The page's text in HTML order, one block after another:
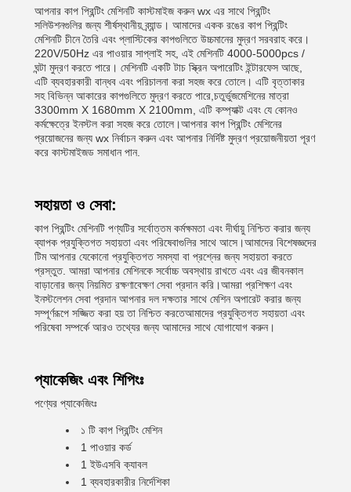
আপনার কাপ প্রিন্টিং মেশিনটি কাস্টমাইজ করুন wx এর সাথে প্রিন্টিং
সলিউশনগুলির জন্য শীর্ষস্থানীয় ব্র্যান্ড। আমাদের একক রঙের কাপ প্রিন্টিং
মেশিনটি চীনে তৈরি এবং প্লাস্টিকের কাপগুলিতে উচ্চমানের মুদ্রণ সরবরাহ করে।
220V/50Hz এর পাওয়ার সাপ্লাই সহ, এই মেশিনটি 4000-5000pcs /
ঘন্টা মুদ্রণ করতে পারে। মেশিনটি একটি টাচ স্ক্রিন অপারেটিং ইন্টারফেস আছে,
এটি ব্যবহারকারী বান্ধব এবং পরিচালনা করা সহজ করে তোলে। এটি বৃত্তাকার
সহ বিভিন্ন আকারের কাপগুলিতে মুদ্রণ করতে পারে,চতুর্ভুজমেশিনের মাত্রা
3300mm X 1680mm X 2100mm, এটি কম্প্যাক্ট এবং যে কোনও
কর্মক্ষেত্রে ইনস্টল করা সহজ করে তোলে।আপনার কাপ প্রিন্টিং মেশিনের
প্রয়োজনের জন্য wx নির্বাচন করুন এবং আপনার নির্দিষ্ট মুদ্রণ প্রয়োজনীয়তা পূরণ
করে কাস্টমাইজড সমাধান পান.
সহায়তা ও সেবা:
কাপ প্রিন্টিং মেশিনটি পণ্যটির সর্বোত্তম কর্মক্ষমতা এবং দীর্ঘায়ু নিশ্চিত করার জন্য
ব্যাপক প্রযুক্তিগত সহায়তা এবং পরিষেবাগুলির সাথে আসে।আমাদের বিশেষজ্ঞদের
টিম আপনার যেকোনো প্রযুক্তিগত সমস্যা বা প্রশ্নের জন্য সহায়তা করতে
প্রস্তুত. আমরা আপনার মেশিনকে সর্বোচ্চ অবস্থায় রাখতে এবং এর জীবনকাল
বাড়ানোর জন্য নিয়মিত রক্ষণাবেক্ষণ সেবা প্রদান করি।আমরা প্রশিক্ষণ এবং
ইনস্টলেশন সেবা প্রদান আপনার দল দক্ষতার সাথে মেশিন অপারেট করার জন্য
সম্পূর্ণরূপে সজ্জিত করা হয় তা নিশ্চিত করতেআমাদের প্রযুক্তিগত সহায়তা এবং
পরিষেবা সম্পর্কে আরও তথ্যের জন্য আমাদের সাথে যোগাযোগ করুন।
প্যাকেজিং এবং শিপিংঃ
পণ্যের প্যাকেজিংঃ
১ টি কাপ প্রিন্টিং মেশিন
1 পাওয়ার কর্ড
1 ইউএসবি ক্যাবল
1 ব্যবহারকারীর নির্দেশিকা